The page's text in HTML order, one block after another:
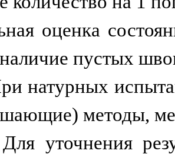
оценка
пустых
натурных
методы,
уточнения